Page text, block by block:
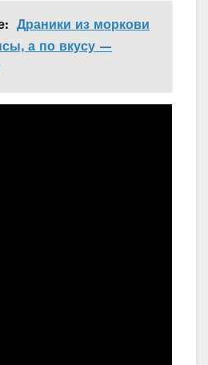
Драники из моркови
а по вкусу —